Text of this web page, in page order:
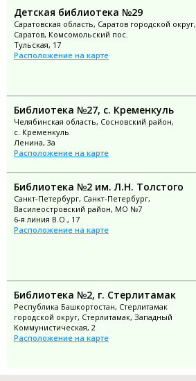
Детская библиотека №29
Саратовская область, Саратов городской округ,
Саратов, Комсомольский пос.
Тульская, 17
Расположение на карте
Библиотека №27, с. Кременкуль
Челябинская область, Сосновский район,
с. Кременкуль
Ленина, 3а
Расположение на карте
Библиотека №2 им. Л.Н. Толстого
Санкт-Петербург, Санкт-Петербург,
Василеостровский район, МО №7
6-я линия В.О., 17
Расположение на карте
Библиотека №2, г. Стерлитамак
Республика Башкортостан, Стерлитамак
городской округ, Стерлитамак, Западный
Коммунистическая, 2
Расположение на карте